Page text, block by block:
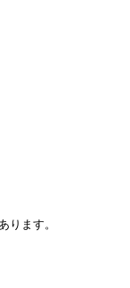
ります。